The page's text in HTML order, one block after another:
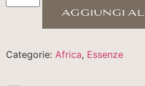
aggiungi
Categorie: Africa, Essenze